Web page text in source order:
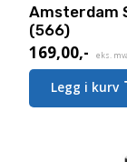
Amsterdam
(566)
169,00,- eks.
Legg i kurv